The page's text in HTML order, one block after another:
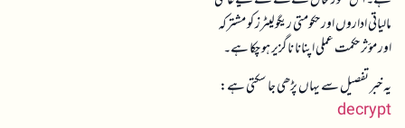
مالیاتی اداروں اور حکومتی ریگولیٹرز کو مشترکہ
اور مؤثر حکمت عملی اپنانا ناگزیر ہو چکا ہے۔
یہ خبر تفصیل سے یہاں پڑھی جا سکتی ہے:
decrypt